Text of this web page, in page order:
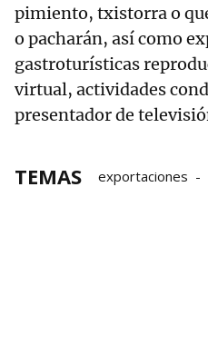
pimiento, txistorra o
o pacharán, así como
gastroturísticas
virtual, actividades
presentador de
TEMAS exportaciones